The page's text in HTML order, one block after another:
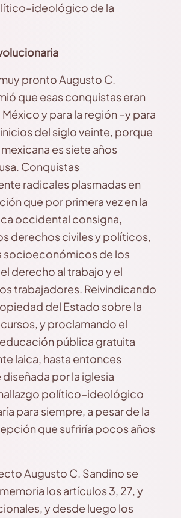
de la
pronto Augusto C.
que esas conquistas eran
y para la región –y para
del siglo veinte, porque
es siete años
Conquistas
radicales plasmadas en
que por primera vez en la
occidental consigna,
derechos civiles y políticos,
socioeconómicos de los
derecho al trabajo y el
trabajadores. Reivindicando
del Estado sobre la
y proclamando el
pública gratuita
laica, hasta entonces
por la iglesia
político–ideológico
para siempre, a pesar de la
que sufriría pocos años
Augusto C. Sandino se
los artículos 3, 27, y
y desde luego los